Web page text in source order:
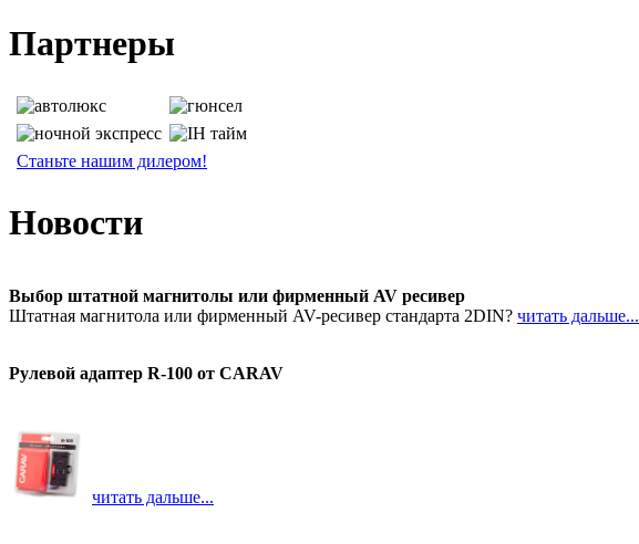
Партнеры
Станьте нашим дилером!
Новости
Выбор штатной магнитолы или фирменный AV ресивер
Штатная магнитола или фирменный AV-ресивер стандарта 2DIN? читать дальше...
Рулевой адаптер R-100 от CARAV
читать дальше...